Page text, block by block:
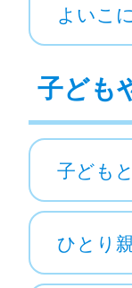
よいこ
子ども
子ども
ひとり